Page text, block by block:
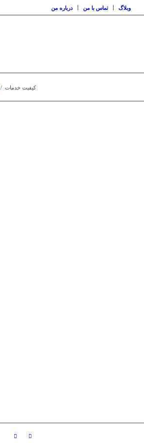
درباره من تماس با من وبلاگ
/ کیفیت خدمات